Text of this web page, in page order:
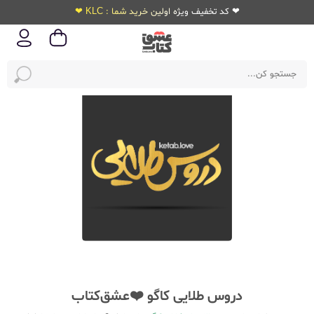
❤ کد تخفیف ویژه اولین خرید شما : KLC ❤
دروس طلایی کاگو ❤️عشق‌کتاب